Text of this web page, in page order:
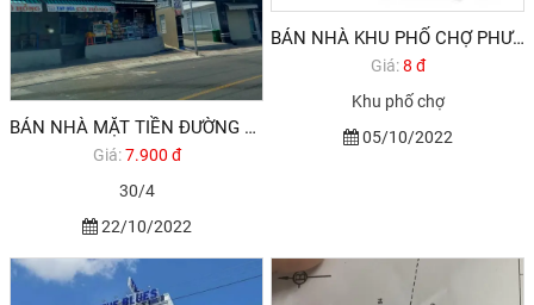
BÁN NHÀ MẶT TIỀN ĐƯỜNG 30 4
Giá:7.900 đ
30/4
22/10/2022
BÁN NHÀ KHU PHỐ CHỢ PHƯỜNG RẠCH DỪA
Giá:8 đ
Khu phố chợ
05/10/2022